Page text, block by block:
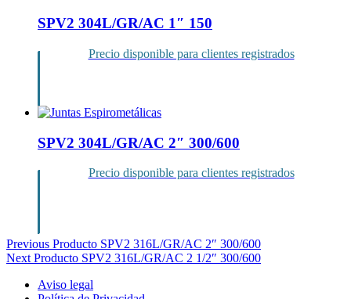
SPV2 304L/GR/AC 1″ 150
Precio disponible para clientes registrados
SPV2 304L/GR/AC 2″ 300/600
Precio disponible para clientes registrados
Navegación
de
entradas
Previous Producto SPV2 316L/GR/AC 2″ 300/600
Next Producto SPV2 316L/GR/AC 2 1/2″ 300/600
Aviso legal